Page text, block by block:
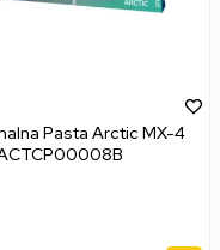
Pasta Arctic MX-4